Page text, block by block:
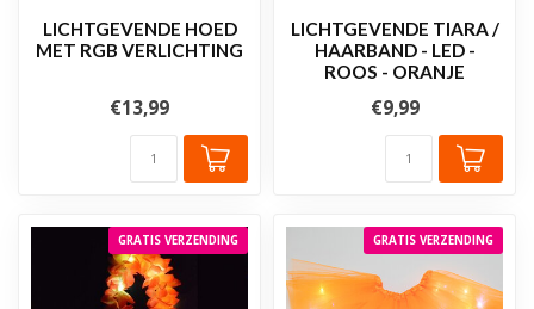
LICHTGEVENDE HOED
MET RGB VERLICHTING
€13,99
LICHTGEVENDE TIARA /
HAARBAND - LED -
ROOS - ORANJE
€9,99
GRATIS VERZENDING GRATIS VERZENDING